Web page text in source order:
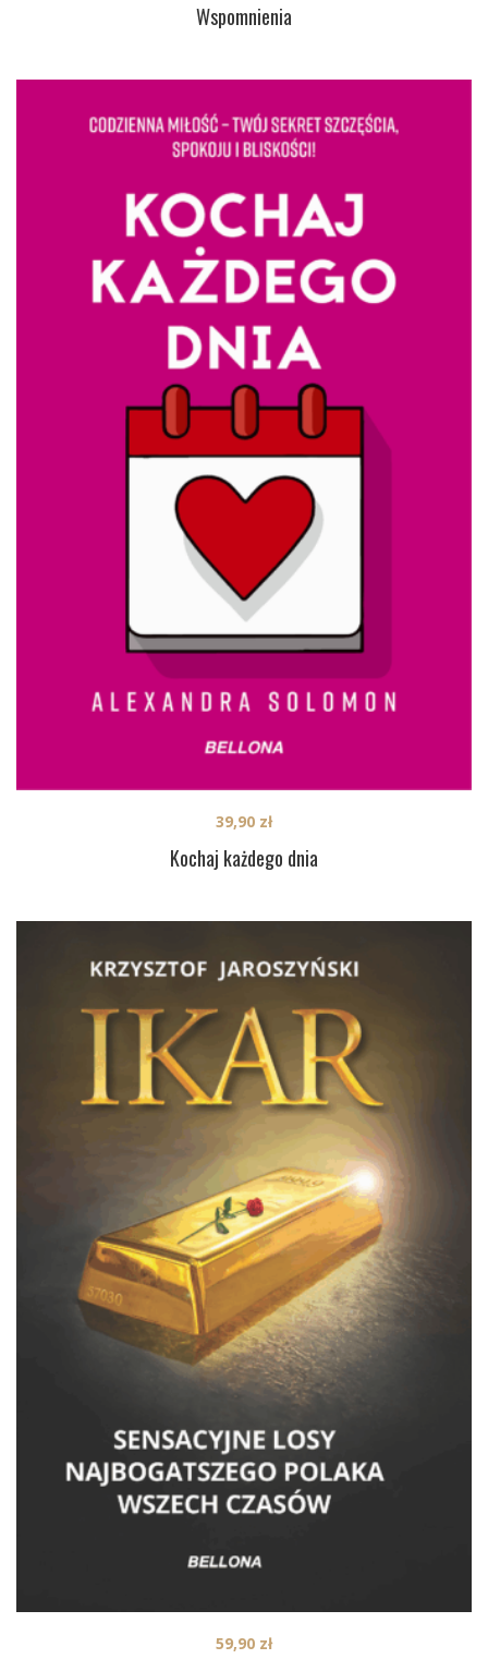
Wspomnienia
Kochaj każdego dnia
39,90 zł
59,90 zł